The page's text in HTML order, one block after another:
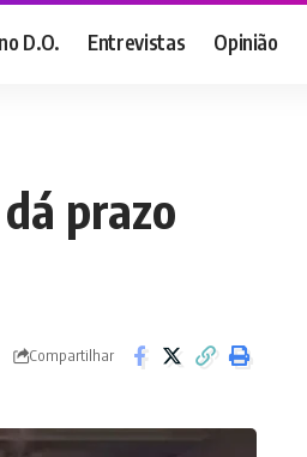
D.O. Entrevistas Opinião
prazo
Compartilhar